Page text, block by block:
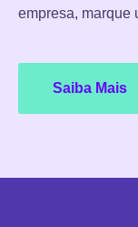
empresa, marque
Saiba Mais